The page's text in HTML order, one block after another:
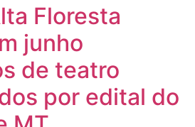
Floresta
junho
de teatro
por edital do